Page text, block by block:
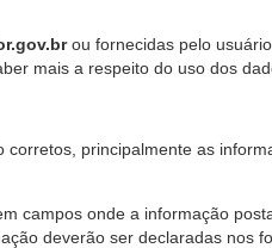
ou fornecidas pelo
mais a respeito do uso dos
principalmente as
campos onde a informação
deverão ser declaradas nos